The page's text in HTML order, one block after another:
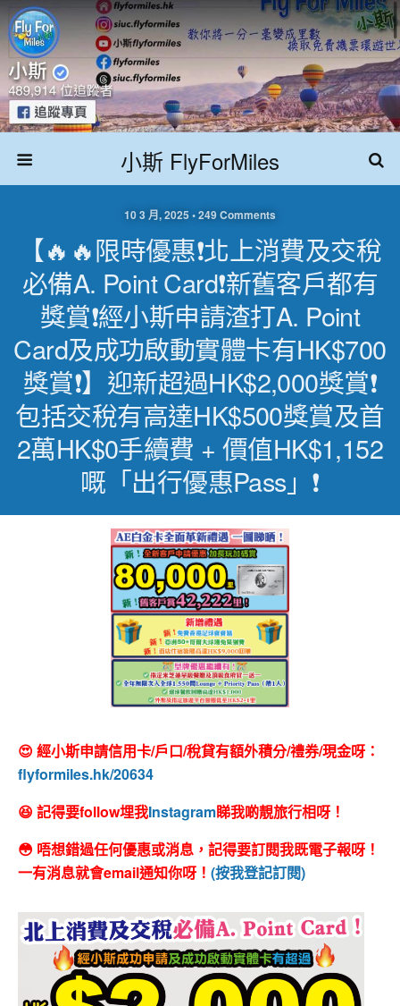
小斯 FlyForMiles
10 3 月, 2025 • 249 Comments
【🔥🔥限時優惠❗北上消費及交稅
必備A. Point Card❗新舊客戶都有
獎賞❗經小斯申請渣打A. Point
Card及成功啟動實體卡有HK$700
獎賞❗】迎新超過HK$2,000獎賞❗
包括交稅有高達HK$500獎賞及首
2萬HK$0手續費 + 價值HK$1,152
嘅「出行優惠Pass」❗
😍 經小斯申請信用卡/戶口/稅貸有額外積分/禮券/現金呀：
flyformiles.hk/20634
😆 記得要follow埋我Instagram睇我啲靚旅行相呀！
😳 唔想錯過任何優惠或消息，記得要訂閱我既電子報呀！
一有消息就會email通知你呀！ (按我登記訂閱)